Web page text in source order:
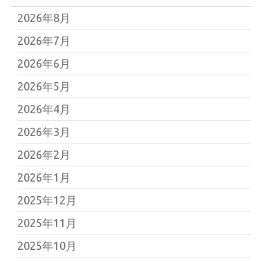
2026年8月
2026年7月
2026年6月
2026年5月
2026年4月
2026年3月
2026年2月
2026年1月
2025年12月
2025年11月
2025年10月